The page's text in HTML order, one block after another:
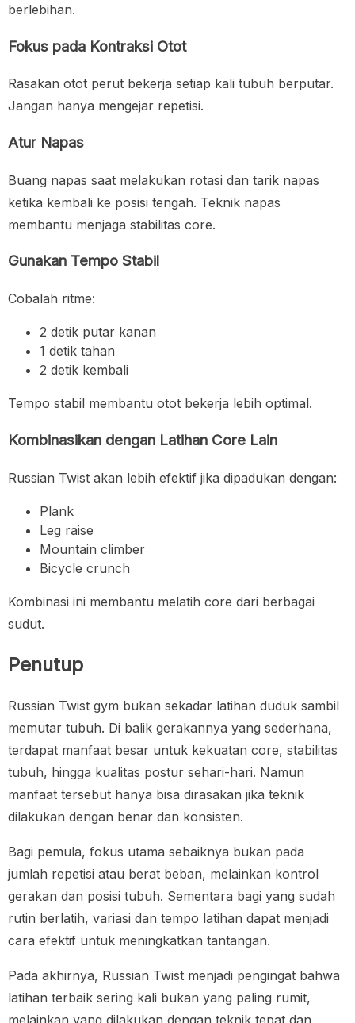
berlebihan.
Fokus pada Kontraksi Otot
Rasakan otot perut bekerja setiap kali tubuh berputar.
Jangan hanya mengejar repetisi.
Atur Napas
Buang napas saat melakukan rotasi dan tarik napas
ketika kembali ke posisi tengah. Teknik napas
membantu menjaga stabilitas core.
Gunakan Tempo Stabil
Cobalah ritme:
2 detik putar kanan
1 detik tahan
2 detik kembali
Tempo stabil membantu otot bekerja lebih optimal.
Kombinasikan dengan Latihan Core Lain
Russian Twist akan lebih efektif jika dipadukan dengan:
Plank
Leg raise
Mountain climber
Bicycle crunch
Kombinasi ini membantu melatih core dari berbagai
sudut.
Penutup
Russian Twist gym bukan sekadar latihan duduk sambil
memutar tubuh. Di balik gerakannya yang sederhana,
terdapat manfaat besar untuk kekuatan core, stabilitas
tubuh, hingga kualitas postur sehari-hari. Namun
manfaat tersebut hanya bisa dirasakan jika teknik
dilakukan dengan benar dan konsisten.
Bagi pemula, fokus utama sebaiknya bukan pada
jumlah repetisi atau berat beban, melainkan kontrol
gerakan dan posisi tubuh. Sementara bagi yang sudah
rutin berlatih, variasi dan tempo latihan dapat menjadi
cara efektif untuk meningkatkan tantangan.
Pada akhirnya, Russian Twist menjadi pengingat bahwa
latihan terbaik sering kali bukan yang paling rumit,